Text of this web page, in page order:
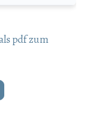
pdf zum